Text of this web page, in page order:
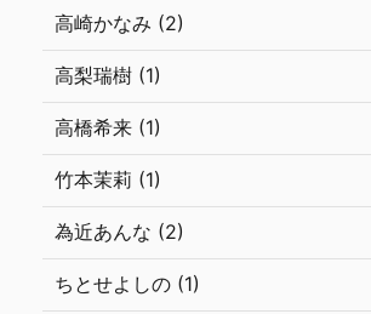
高崎かなみ (2)
高梨瑞樹 (1)
高橋希来 (1)
竹本茉莉 (1)
為近あんな (2)
ちとせよしの (1)